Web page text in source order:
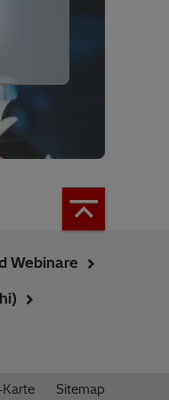
Webinare
Sitemap